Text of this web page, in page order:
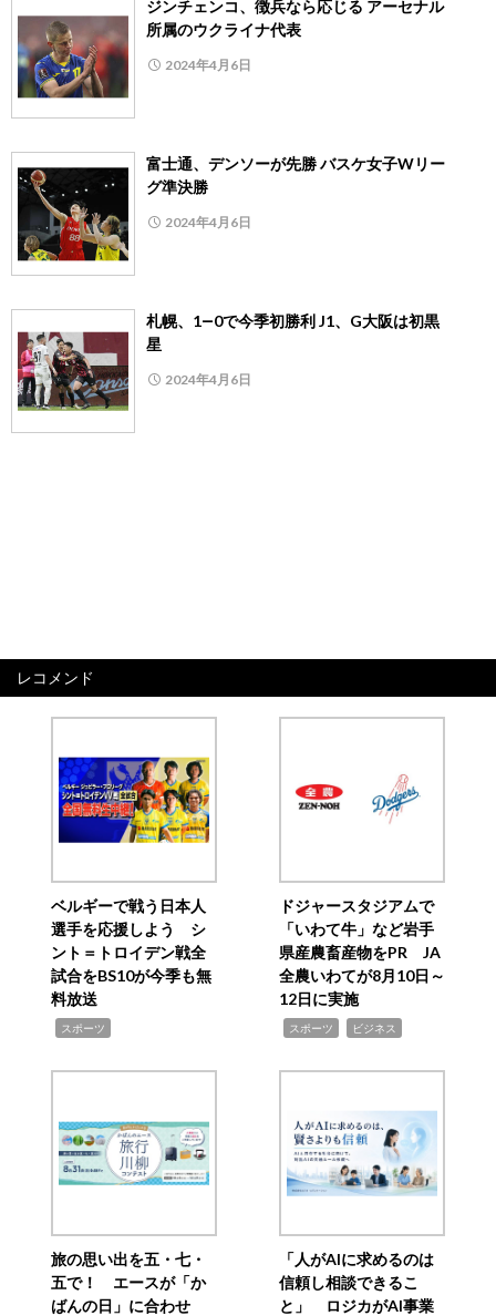
ジンチェンコ、徴兵なら応じる アーセナル
所属のウクライナ代表
2024年4月6日
富士通、デンソーが先勝 バスケ女子Wリー
グ準決勝
2024年4月6日
札幌、1―0で今季初勝利 J1、G大阪は初黒
星
2024年4月6日
レコメンド
ベルギーで戦う日本人
選手を応援しよう シ
ント＝トロイデン戦全
試合をBS10が今季も無
料放送
スポーツ
ドジャースタジアムで
「いわて牛」など岩手
県産農畜産物をPR JA
全農いわてが8月10日～
12日に実施
スポーツ ビジネス
旅の思い出を五・七・
五で！ エースが「か
ばんの日」に合わせ
「人がAIに求めるのは
信頼し相談できるこ
と」 ロジカがAI事業